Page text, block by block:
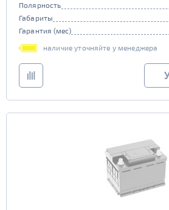
Полярность
Габариты
Гарантия (мес)
наличие уточняйте у менеджера